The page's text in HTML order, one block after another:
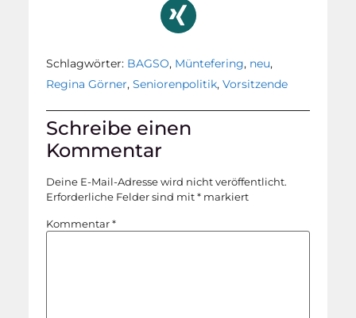
Schlagwörter: BAGSO, Müntefering, neu,
Regina Görner,Seniorenpolitik,Vorsitzende
Schreibe einen
Kommentar
Deine E-Mail-Adresse wird nicht veröffentlicht.
Erforderliche Felder sind mit* markiert
Kommentar*